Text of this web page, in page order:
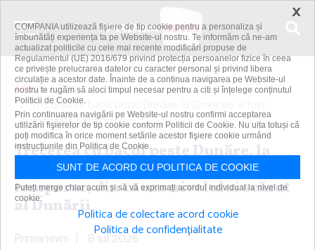
Acasă
Știri
Trecerea cu bacul peste Dunăre, la Zimnicea, a fost
suspendată temporar,...
Trecerea cu bacul peste Dunăre, la
Zimnicea, a fost suspendată
temporar, din cauza nivelului scăzut
al Dunării
Primanews | 8 iul 2026
×
COMPANIA utilizează fişiere de tip cookie pentru a personaliza și
îmbunătăți experiența ta pe Website-ul nostru. Te informăm că ne-am
actualizat politicile cu cele mai recente modificări propuse de
Regulamentul (UE) 2016/679 privind protecția persoanelor fizice în ceea
ce privește prelucrarea datelor cu caracter personal și privind libera
circulație a acestor date. Înainte de a continua navigarea pe Website-ul
nostru te rugăm să aloci timpul necesar pentru a citi și înțelege conținutul
Politicii de Cookie.
Prin continuarea navigării pe Website-ul nostru confirmi acceptarea
utilizării fişierelor de tip cookie conform Politicii de Cookie. Nu uita totuși că
poți modifica în orice moment setările acestor fişiere cookie urmând
instrucțiunile din Politica de Cookie.
SUNT DE ACORD CU POLITICA DE COOKIE
Puteți merge chiar acum și să vă exprimați acordul individual la nivel de
cookie:
Politica de colectare acord cookie
Politica de confidențialitate